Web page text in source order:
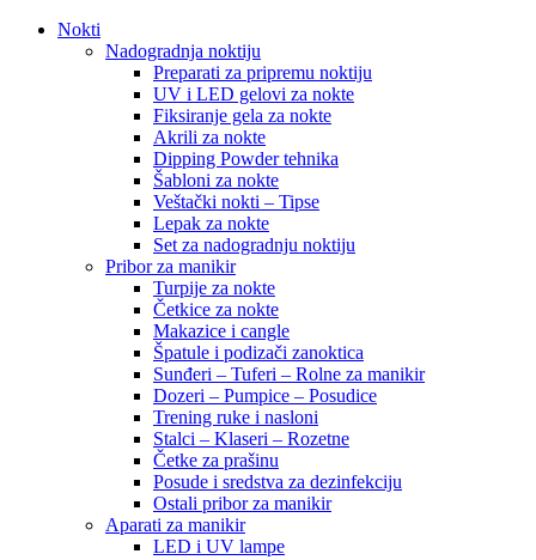
Nokti
Nadogradnja noktiju
Preparati za pripremu noktiju
UV i LED gelovi za nokte
Fiksiranje gela za nokte
Akrili za nokte
Dipping Powder tehnika
Šabloni za nokte
Veštački nokti – Tipse
Lepak za nokte
Set za nadogradnju noktiju
Pribor za manikir
Turpije za nokte
Četkice za nokte
Makazice i cangle
Špatule i podizači zanoktica
Sunđeri – Tuferi – Rolne za manikir
Dozeri – Pumpice – Posudice
Trening ruke i nasloni
Stalci – Klaseri – Rozetne
Četke za prašinu
Posude i sredstva za dezinfekciju
Ostali pribor za manikir
Aparati za manikir
LED i UV lampe